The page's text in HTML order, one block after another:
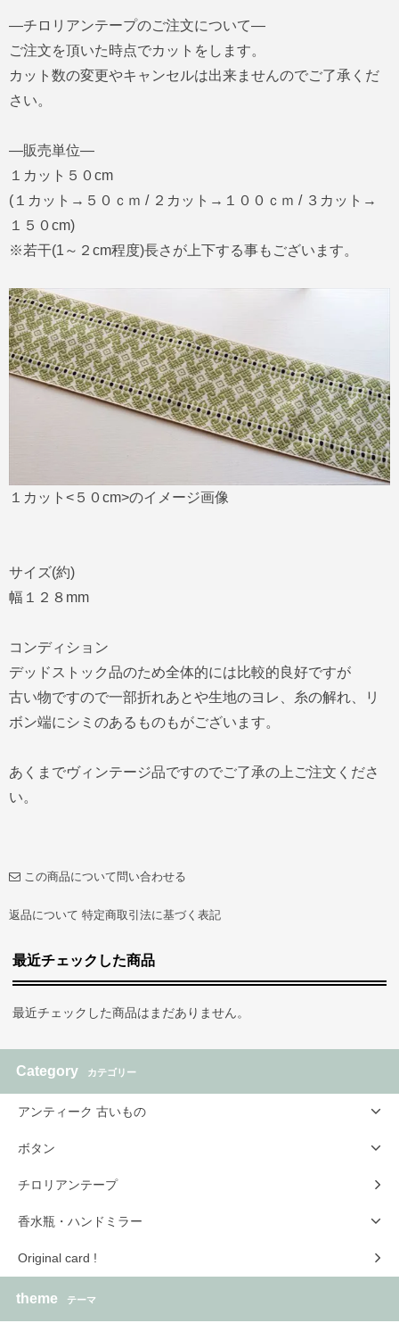
―チロリアンテープのご注文について―
ご注文を頂いた時点でカットをします。
カット数の変更やキャンセルは出来ませんのでご了承くだ
さい。
―販売単位―
１カット５０cm
(１カット→５０ｃｍ / ２カット→１００ｃｍ / ３カット→
１５０cm)
※若干(1～２cm程度)長さが上下する事もございます。
１カット<５０cm>のイメージ画像
サイズ(約)
幅１２８mm
コンディション
デッドストック品のため全体的には比較的良好ですが
古い物ですので一部折れあとや生地のヨレ、糸の解れ、リ
ボン端にシミのあるものもがございます。
あくまでヴィンテージ品ですのでご了承の上ご注文くださ
い。
この商品について問い合わせる
返品について 特定商取引法に基づく表記
最近チェックした商品
最近チェックした商品はまだありません。
Category カテゴリー
アンティーク 古いもの
ボタン
チロリアンテープ
香水瓶・ハンドミラー
Original card !
theme テーマ